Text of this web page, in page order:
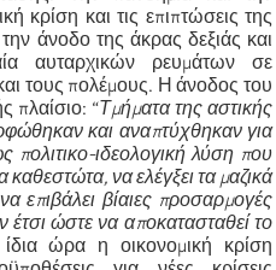
κρίση και τις επιπτώσεις της
άνοδο της άκρας δεξιάς και
αυταρχικών ρευμάτων σε
τους πολέμους. Η άνοδος του
πλαίσιο: “Τμήματα της αστικής
και αναπτύχθηκαν για
πολιτικο-ιδεολογική λύση που
καθεστώτα, ναελέγξειτα μαζικά
ναεπιβάλει βίαιες προσαρμογές
έτσι ώστε να αποκατασταθεί το
ώρα η οικονομική κρίση